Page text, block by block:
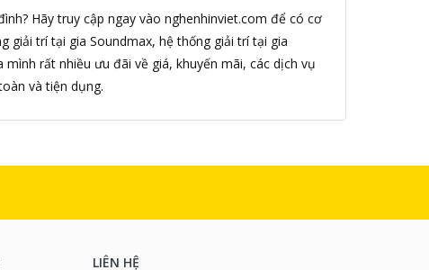
Hãy truy cập ngay vào nghenhinviet.com để có cơ
giải trí tại gia Soundmax, hệ thống giải trí tại gia
rất nhiều ưu đãi về giá, khuyến mãi, các dịch vụ
và tiện dụng.
LIÊN HỆ